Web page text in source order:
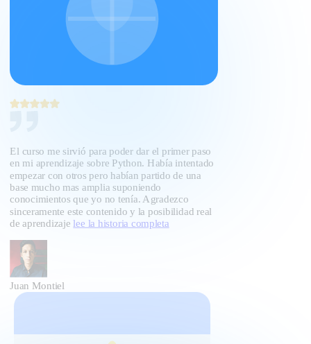
El curso me sirvió para poder dar el primer paso
en mi aprendizaje sobre Python. Había intentado
empezar con otros pero habían partido de una
base mucho mas amplia suponiendo
conocimientos que yo no tenía. Agradezco
sinceramente este contenido y la posibilidad real
de aprendizaje lee la historia completa
Juan Montiel